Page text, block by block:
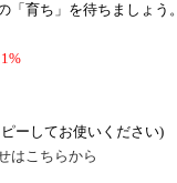
「育ち」を待ちましょう。
ーしてお使いください)
はこちらから